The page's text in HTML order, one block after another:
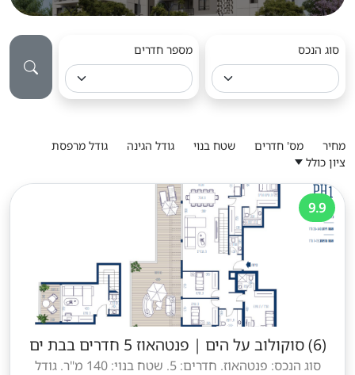
סוג הנכס מספר חדרים
מחיר מס' חדרים שטח בנוי גודל הגינה
גודל מרפסת
ציון כולל
9.9
(6) סוקולוב על הים | פנטהאוז 5 חדרים בבת ים
סוג הנכס: פנטהאוז. חדרים: 5. שטח בנוי: 140 מ"ר. גודל